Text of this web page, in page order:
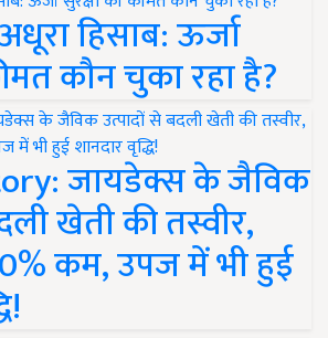
हिसाब: ऊर्जा
कौन चुका रहा है?
जायडेक्स के जैविक
खेती की तस्वीर,
कम, उपज में भी हुई